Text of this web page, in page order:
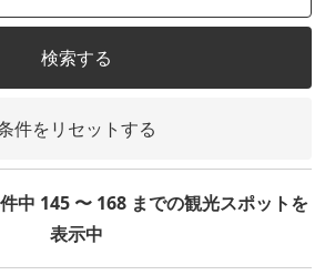
検索する
件をリセットする
中 145 〜 168 までの観光スポットを
表示中